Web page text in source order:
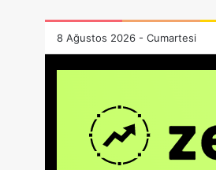
8 Ağustos 2026 - Cumartesi